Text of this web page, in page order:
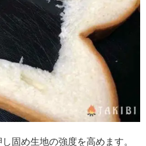
固め生地の強度を高めます。